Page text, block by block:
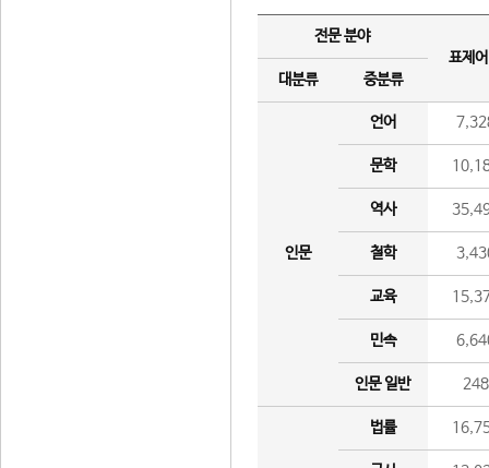
전문 분야
표제
대분류
중분류
인문
언어
문학
역사
철학
교육
민속
인문 일반 248
법률